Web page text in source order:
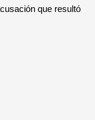
que resultó